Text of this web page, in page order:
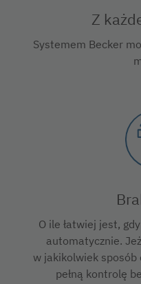
Z
Systemem Becker
O ile łatwiej jest,
automatycznie.
w jakikolwiek sposób
pełną kontrolę